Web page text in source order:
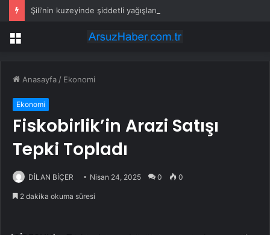
Menü
Anasayfa / Ekonomi
Ekonomi
Fiskobirlik’in Arazi Satışı
Tepki Topladı
DİLAN BİÇER Nisan 24, 2025 0 0
2 dakika okuma süresi